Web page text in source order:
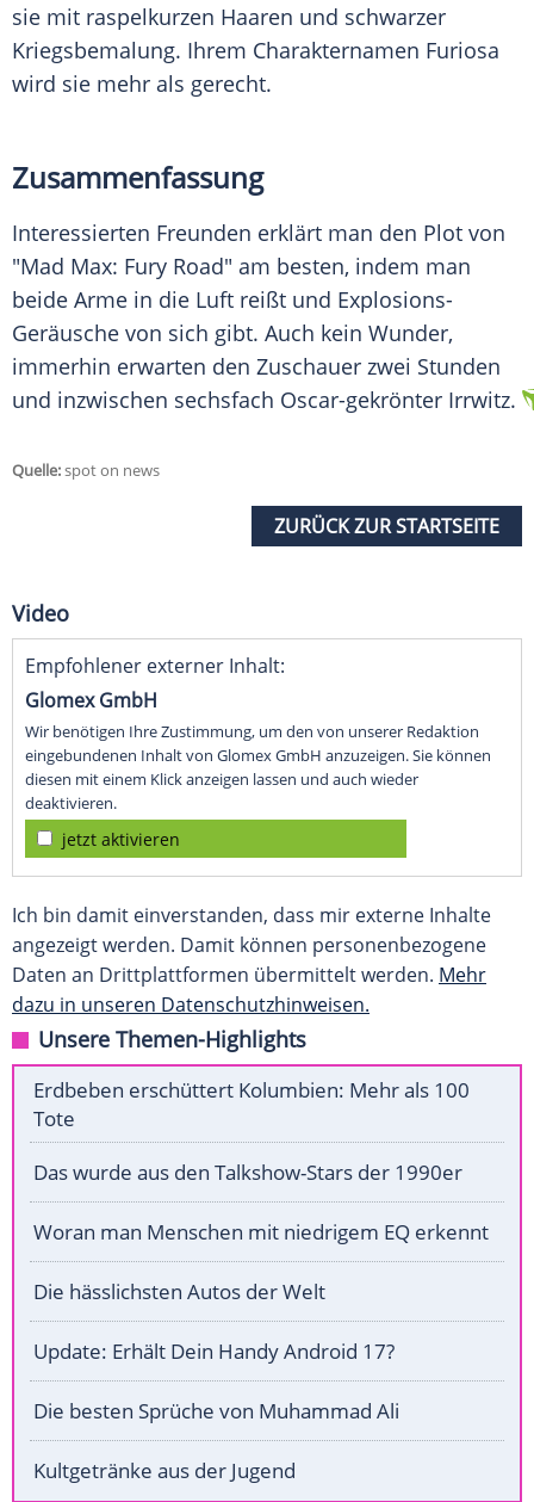
sie mit raspelkurzen Haaren und schwarzer
Kriegsbemalung. Ihrem Charakternamen Furiosa
wird sie mehr als gerecht.
Zusammenfassung
Interessierten Freunden erklärt man den Plot von
"Mad Max: Fury Road" am besten, indem man
beide Arme in die Luft reißt und Explosions-
Geräusche von sich gibt. Auch kein Wunder,
immerhin erwarten den Zuschauer zwei Stunden
und inzwischen sechsfach Oscar-gekrönter Irrwitz.
Quelle:spot on news
ZURÜCK ZUR STARTSEITE
Video
Empfohlener externer Inhalt:
Glomex GmbH
Wir benötigen Ihre Zustimmung, um den von unserer Redaktion
eingebundenen Inhalt von Glomex GmbH anzuzeigen. Sie können
diesen mit einem Klick anzeigen lassen und auch wieder
deaktivieren.
jetzt aktivieren
Ich bin damit einverstanden, dass mir externe Inhalte
angezeigt werden. Damit können personenbezogene
Daten an Drittplattformen übermittelt werden. Mehr
dazu in unseren Datenschutzhinweisen.
Unsere Themen-Highlights
Erdbeben erschüttert Kolumbien: Mehr als 100
Tote
Das wurde aus den Talkshow-Stars der 1990er
Woran man Menschen mit niedrigem EQ erkennt
Die hässlichsten Autos der Welt
Update: Erhält Dein Handy Android 17?
Die besten Sprüche von Muhammad Ali
Kultgetränke aus der Jugend